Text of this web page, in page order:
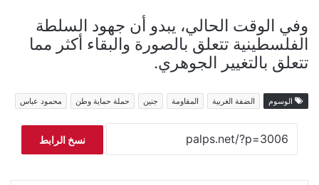
وفي الوقت الحالي، يبدو أن جهود السلطة
الفلسطينية تتعلق بالصورة والبقاء أكثر مما
تتعلق بالتغيير الجوهري.
الوسوم الضفة الغربية المقاومة جنين حملة حماية وطن محمود عباس
نسخ الرابط